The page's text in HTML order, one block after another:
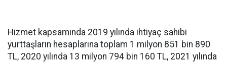
Hizmet kapsamında 2019 yılında ihtiyaç sahibi
yurttaşların hesaplarına toplam 1 milyon 851 bin 890
TL, 2020 yılında 13 milyon 794 bin 160 TL, 2021 yılında